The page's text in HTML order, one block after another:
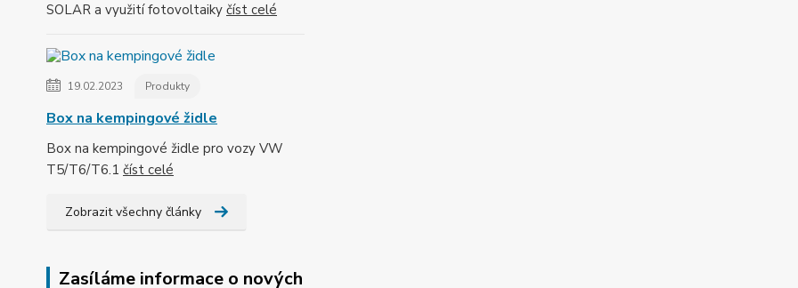
SOLAR a využití fotovoltaiky číst celé
19.02.2023 Produkty
Box na kempingové židle
Box na kempingové židle pro vozy VW
T5/T6/T6.1 číst celé
Zobrazit všechny články
Zasíláme informace o nových